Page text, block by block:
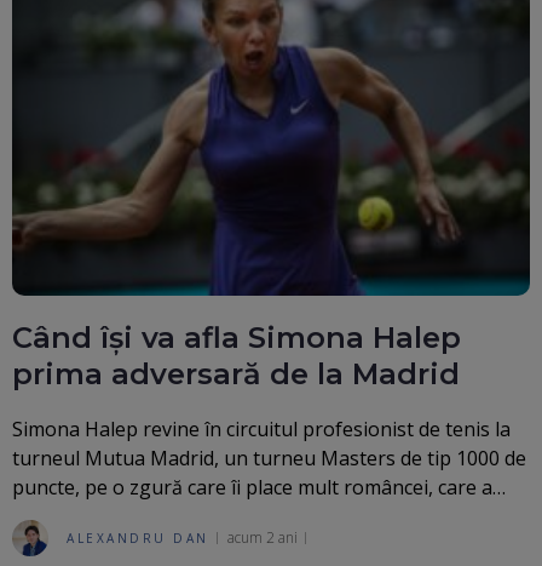
Când își va afla Simona Halep
prima adversară de la Madrid
Simona Halep revine în circuitul profesionist de tenis la
turneul Mutua Madrid, un turneu Masters de tip 1000 de
puncte, pe o zgură care îi place mult româncei, care a…
ALEXANDRU DAN acum 2 ani